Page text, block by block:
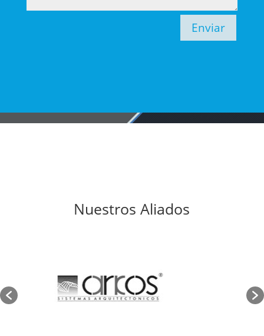
Enviar
Nuestros Aliados